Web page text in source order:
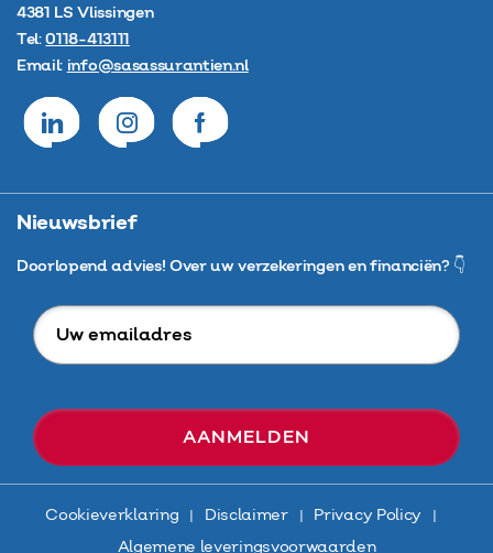
4381 LS Vlissingen
Tel:0118-413111
Email:info@sasassurantien.nl
Nieuwsbrief
Doorlopend advies! Over uw verzekeringen en financiën? 👇
Uw
emailadres
Cookieverklaring Disclaimer
Privacy Policy
Algemene leveringsvoorwaarden